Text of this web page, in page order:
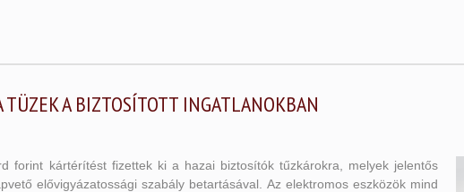
A BIZTOSÍTOTT INGATLANOKBAN
forint kártérítést fizettek ki a hazai biztosítók tűzkárokra, melyek jelentős
elővigyázatossági szabály betartásával. Az elektromos eszközök mind